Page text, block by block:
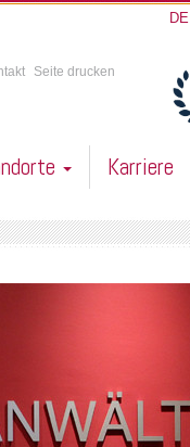
DE
Seite drucken
Karriere